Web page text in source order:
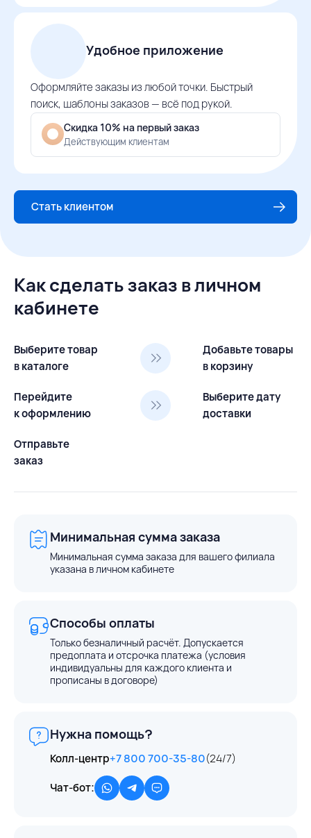
Удобное приложение
Оформляйте заказы из любой точки. Быстрый
поиск, шаблоны заказов — всё под рукой.
Скидка 10% на первый заказ
Действующим клиентам
Стать клиентом
Как сделать заказ в личном
кабинете
Выберите товар
в каталоге
Добавьте товары
в корзину
Перейдите
к оформлению
Выберите дату
доставки
Отправьте
заказ
Минимальная сумма заказа
Минимальная сумма заказа для вашего филиала
указана в личном кабинете
Способы оплаты
Только безналичный расчёт. Допускается
предоплата и отсрочка платежа (условия
индивидуальны для каждого клиента и
прописаны в договоре)
Нужна помощь?
Колл-центр+7 800 700-35-80(24/7)
Чат-бот: